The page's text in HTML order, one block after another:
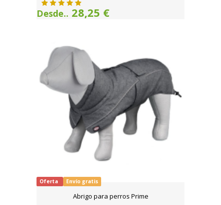
Desde.. 28,25 €
Oferta Envío gratis
Abrigo para perros Prime